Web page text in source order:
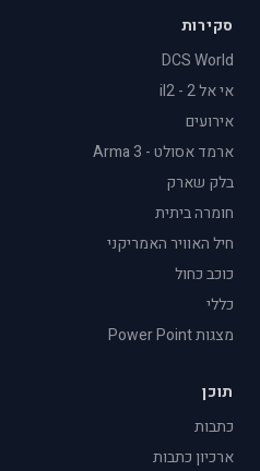
סקירות
DCS World
אי אל 2 - il2
אירועים
ארמד אסולט - Arma 3
בלק שארק
חומרה ביתית
חיל האוויר האמריקני
כוכב כחול
כללי
מצגות Power Point
תוכן
כתבות
ארכיון כתבות